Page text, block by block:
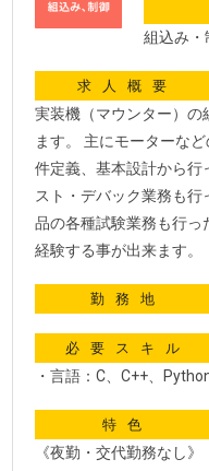
組込み・
求人概要
実装機（マウンター）の
ます。 主にモーターな
件定義、基本設計から行
スト・デバック業務も
品の各種試験業務も行っ
経験する事が出来ます。
勤務地
必要スキル
・言語：C、C++、
特色
《夜勤・交代勤務なし